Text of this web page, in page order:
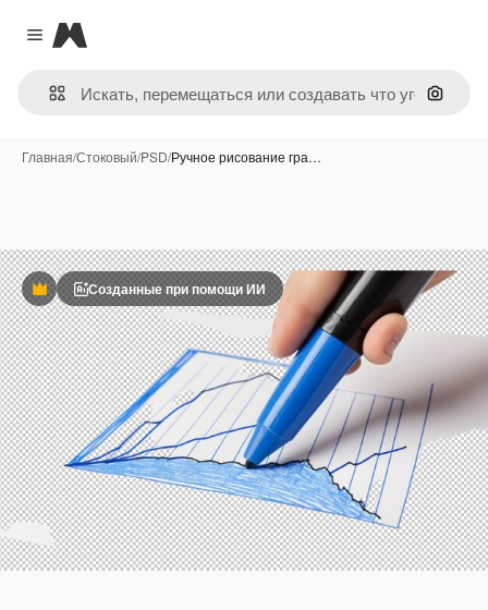
Close menu
Magnific
Поиск
Главная/Стоковый/PSD/Ручное рисование гра…
ПремиумСозданные при помощи ИИ